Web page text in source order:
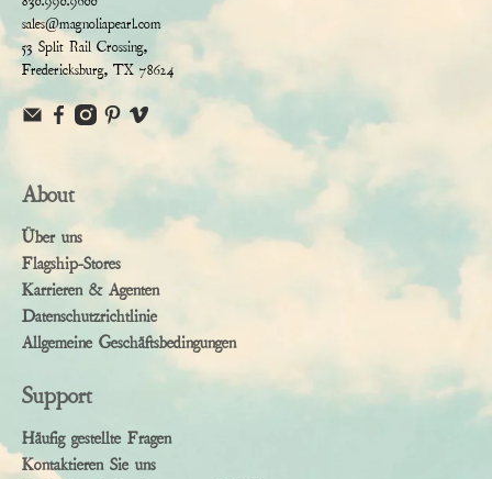
sales@magnoliapearl.com
53 Split Rail Crossing,
Fredericksburg, TX 78624
About
Über uns
Flagship-Stores
Karrieren & Agenten
Datenschutzrichtlinie
Allgemeine Geschäftsbedingungen
Support
Häufig gestellte Fragen
Kontaktieren Sie uns